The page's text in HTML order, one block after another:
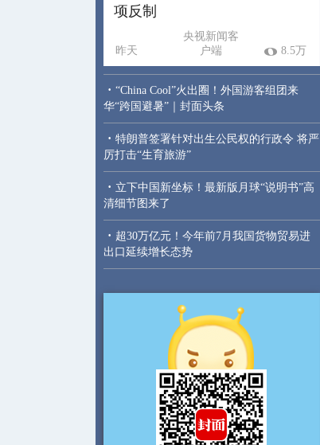
项反制
昨天
央视新闻客
户端
8.5万
· “China Cool”火出圈！外国游客组团来
华“跨国避暑”｜封面头条
· 特朗普签署针对出生公民权的行政令 将严
厉打击“生育旅游”
· 立下中国新坐标！最新版月球“说明书”高
清细节图来了
· 超30万亿元！今年前7月我国货物贸易进
出口延续增长态势